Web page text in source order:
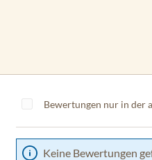
Bewertungen nur in der
Keine Bewertungen